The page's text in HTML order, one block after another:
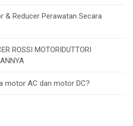
& Reducer Perawatan Secara
ROSSI MOTORIDUTTORI
motor AC dan motor DC?